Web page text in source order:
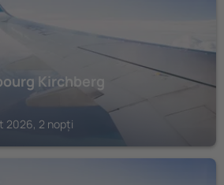
Kirchberg
2026, 2 nopți